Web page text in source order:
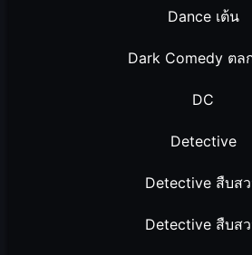
Dance เต้น
Dark Comedy ตล
DC
Detective
Detective สืบส
Detective สืบส